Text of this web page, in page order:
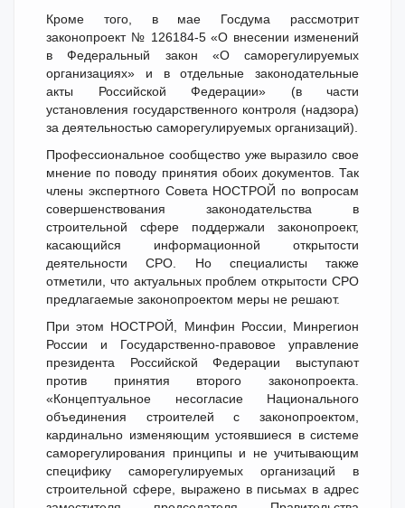
Кроме того, в мае Госдума рассмотрит
законопроект № 126184-5 «О внесении изменений
в Федеральный закон «О саморегулируемых
организациях» и в отдельные законодательные
акты Российской Федерации» (в части
установления государственного контроля (надзора)
за деятельностью саморегулируемых организаций).
Профессиональное сообщество уже выразило свое
мнение по поводу принятия обоих документов. Так
члены экспертного Совета НОСТРОЙ по вопросам
совершенствования законодательства в
строительной сфере поддержали законопроект,
касающийся информационной открытости
деятельности СРО. Но специалисты также
отметили, что актуальных проблем открытости СРО
предлагаемые законопроектом меры не решают.
При этом НОСТРОЙ, Минфин России, Минрегион
России и Государственно-правовое управление
президента Российской Федерации выступают
против принятия второго законопроекта.
«Концептуальное несогласие Национального
объединения строителей с законопроектом,
кардинально изменяющим устоявшиеся в системе
саморегулирования принципы и не учитывающим
специфику саморегулируемых организаций в
строительной сфере, выражено в письмах в адрес